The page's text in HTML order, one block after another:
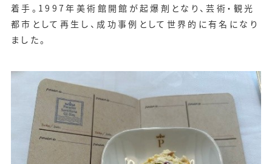
着手。1997年美術館開館が起爆剤となり、芸術・観光
都市として再生し、成功事例として世界的に有名になり
ました。